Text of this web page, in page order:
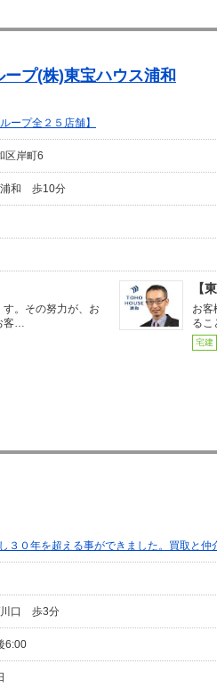
プ(株)東宝ハウス浦和
ープ全２５店舗】
区岸町6
浦和 歩10分
。その努力が、お
客…
【
お客
るこ
宅建
３０年を超える事ができました。買取と仲
川口 歩3分
6:00